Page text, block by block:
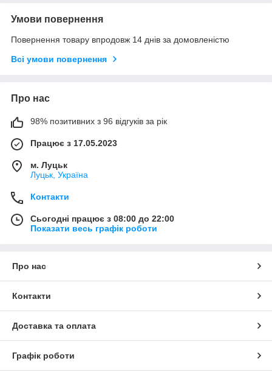
Умови повернення
Повернення товару впродовж 14 днів за домовленістю
Всі умови повернення
Про нас
98% позитивних з 96 відгуків за рік
Працює з 17.05.2023
м. Луцьк
Луцьк, Україна
Контакти
Сьогодні працює з 08:00 до 22:00
Показати весь графік роботи
Про нас
Контакти
Доставка та оплата
Графік роботи